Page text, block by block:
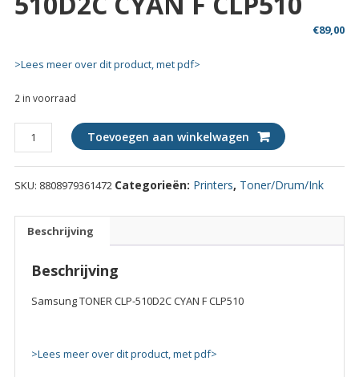
€89,00
>Lees meer over dit product, met pdf>
2 in voorraad
Samsung
TONER
CLP-
510D2C
Toevoegen aan winkelwagen
SKU: 8808979361472 Categorieën: Printers, Toner/Drum/Ink
Beschrijving
Beschrijving
Samsung TONER CLP-510D2C CYAN F CLP510
>Lees meer over dit product, met pdf>